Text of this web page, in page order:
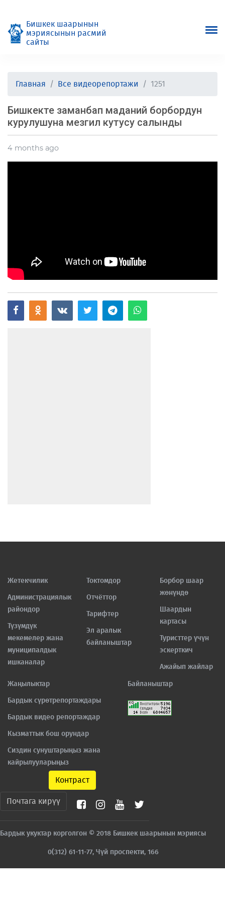
Бишкек шаарынын
мэриясынын расмий
сайты
Главная Все видеорепортажи 1251
Бишкекте заманбап маданий борбордун
курулушуна мезгил кутусу салынды
4 months ago
Жетекчилик
Администрациялык
райондор
Түзүмдүк
мекемелер жана
муниципалдык
ишканалар
Токтомдор
Отчёттор
Тарифтер
Эл аралык
байланыштар
Борбор шаар
жөнүндө
Шаардын
картасы
Туристтер үчүн
эскерткич
Ажайып жайлар
Жаңылыктар
Бардык сүрөтрепортаждары
Бардык видео репортаждар
Кызматтык бош орундар
Сиздин сунуштарыңыз жана
кайрылууларыңыз
Байланыштар
Контраст
Почтага кирүү
Бардык укуктар корголгон © 2018 Бишкек шаарынын мэриясы
0(312) 61-11-77, Чүй проспекти, 166